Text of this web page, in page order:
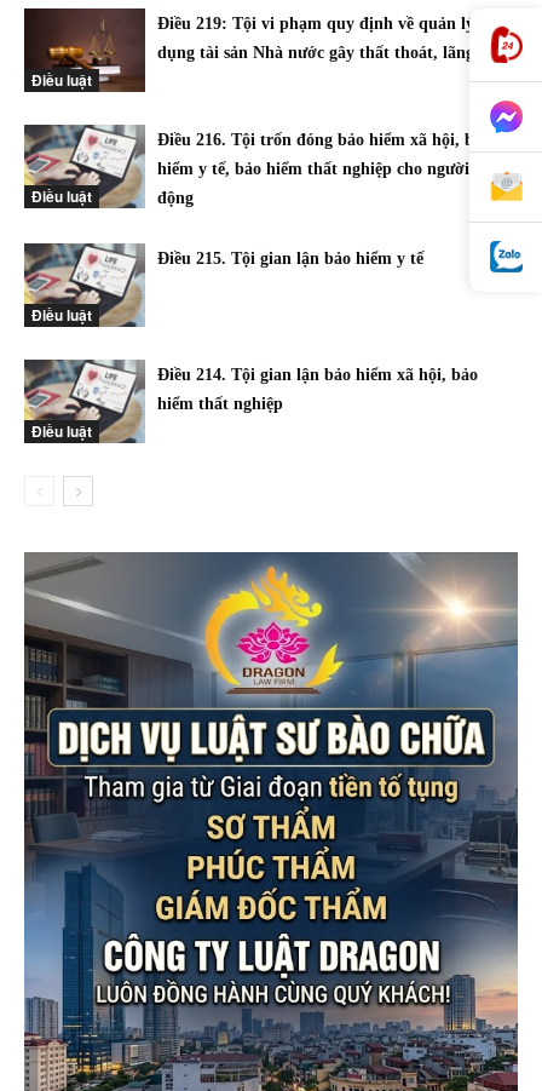
Điều luật
Điều 219: Tội vi phạm quy định về quản lý, sử
dụng tài sản Nhà nước gây thất thoát, lãng phí
Điều luật
Điều 216. Tội trốn đóng bảo hiểm xã hội, bảo
hiểm y tế, bảo hiểm thất nghiệp cho người lao
động
Điều luật
Điều 215. Tội gian lận bảo hiểm y tế
Điều luật
Điều 214. Tội gian lận bảo hiểm xã hội, bảo
hiểm thất nghiệp